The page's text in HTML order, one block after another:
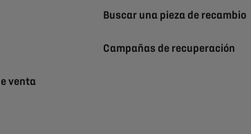
venta
Buscar una pieza de recambio
Campañas de recuperación